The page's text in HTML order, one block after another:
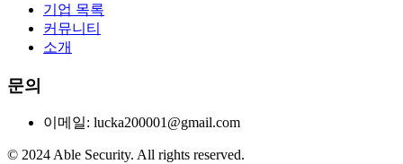
기업 목록
커뮤니티
소개
문의
이메일: lucka200001@gmail.com
© 2024 Able Security. All rights reserved.